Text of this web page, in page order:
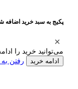
پکیج به سبد خرید اضافه
می‌توانید خرید را
ادامه خرید رفتن